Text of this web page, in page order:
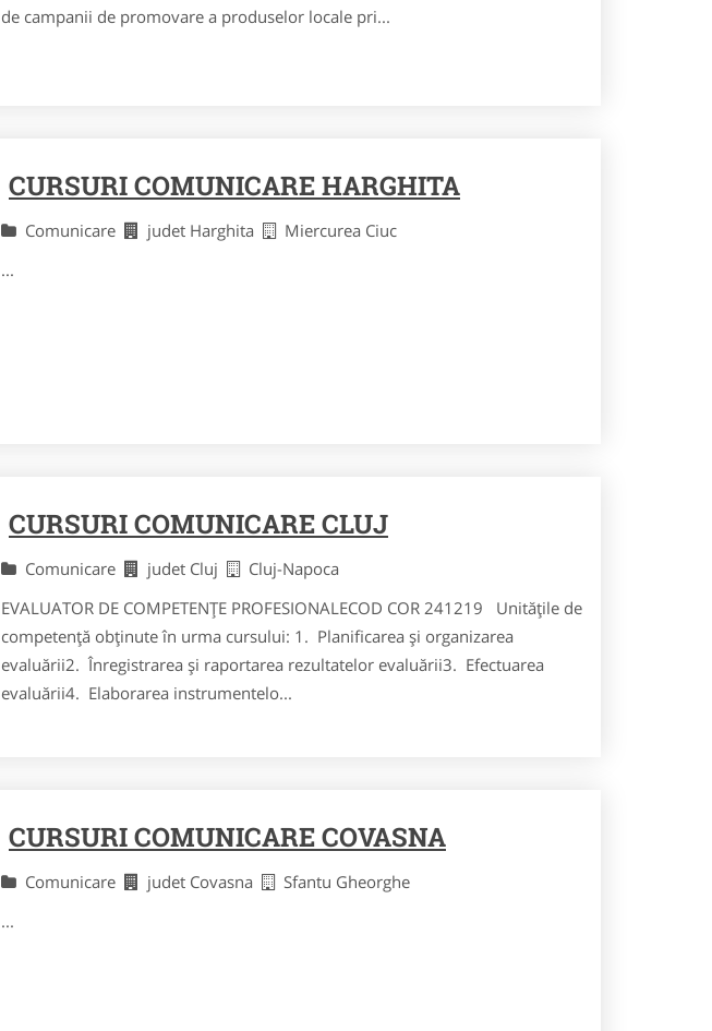
de campanii de promovare a produselor locale pri...
CURSURI COMUNICARE HARGHITA
Comunicare judet Harghita
Miercurea Ciuc
...
CURSURI COMUNICARE CLUJ
Comunicare judet Cluj
Cluj-Napoca
EVALUATOR DE COMPETENŢE PROFESIONALECOD COR 241219 Unităţile de
competenţă obţinute în urma cursului: 1. Planificarea şi organizarea
evaluării2. Înregistrarea şi raportarea rezultatelor evaluării3. Efectuarea
evaluării4. Elaborarea instrumentelo...
CURSURI COMUNICARE COVASNA
Comunicare judet Covasna
Sfantu Gheorghe
...